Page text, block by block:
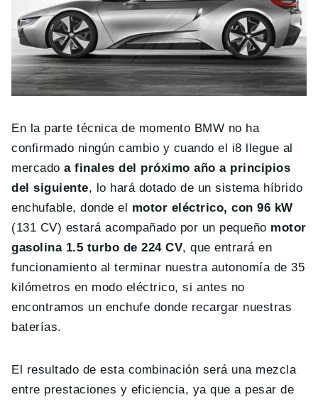
En la parte técnica de momento BMW no ha
confirmado ningún cambio y cuando el i8 llegue al
mercadoa finales del próximo año a principios
del siguiente, lo hará dotado de un sistema híbrido
enchufable, donde el motor eléctrico, con 96 kW
(131 CV) estará acompañado por un pequeño motor
gasolina 1.5 turbo de 224 CV, que entrará en
funcionamiento al terminar nuestra autonomía de 35
kilómetros en modo eléctrico, si antes no
encontramos un enchufe donde recargar nuestras
baterías.
El resultado de esta combinación será una mezcla
entre prestaciones y eficiencia, ya que a pesar de